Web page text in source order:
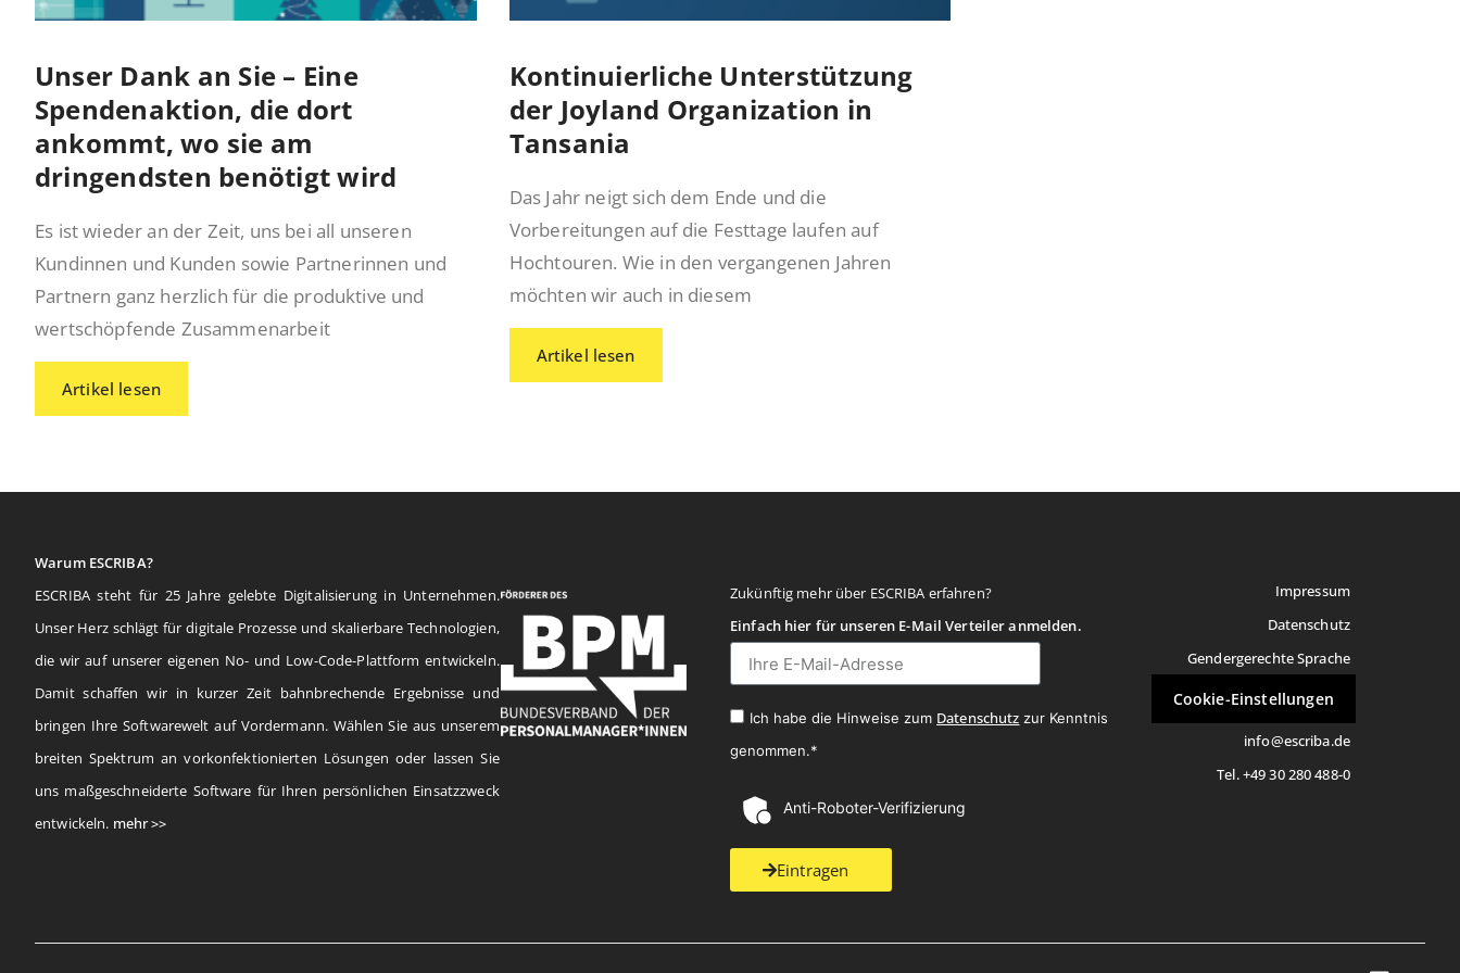
Unser Dank an Sie – Eine
Spendenaktion, die dort
ankommt, wo sie am
dringendsten benötigt wird
Es ist wieder an der Zeit, uns bei all unseren
Kundinnen und Kunden sowie Partnerinnen und
Partnern ganz herzlich für die produktive und
wertschöpfende Zusammenarbeit
Artikel lesen
Kontinuierliche Unterstützung
der Joyland Organization in
Tansania
Das Jahr neigt sich dem Ende und die
Vorbereitungen auf die Festtage laufen auf
Hochtouren. Wie in den vergangenen Jahren
möchten wir auch in diesem
Artikel lesen
Warum ESCRIBA?
ESCRIBA steht für 25 Jahre gelebte Digitalisierung in Unternehmen.
Unser Herz schlägt für digitale Prozesse und skalierbare Technologien,
die wir auf unserer eigenen No- und Low-Code-Plattform entwickeln.
Damit schaffen wir in kurzer Zeit bahnbrechende Ergebnisse und
bringen Ihre Softwarewelt auf Vordermann. Wählen Sie aus unserem
breiten Spektrum an vorkonfektionierten Lösungen oder lassen Sie
uns maßgeschneiderte Software für Ihren persönlichen Einsatzzweck
entwickeln. mehr >>
Zukünftig mehr über ESCRIBA erfahren?
Einfach hier für unseren E-Mail Verteiler anmelden.
Ich habe die Hinweise zum Datenschutz zur Kenntnis
genommen.*
Anti-Roboter-Verifizierung
Eintragen
Impressum
Datenschutz
Gendergerechte Sprache
Cookie-Einstellungen
info@escriba.de
Tel. +49 30 280 488-0